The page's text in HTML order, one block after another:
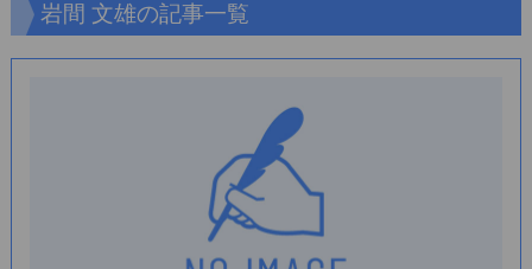
岩間 文雄の記事一覧